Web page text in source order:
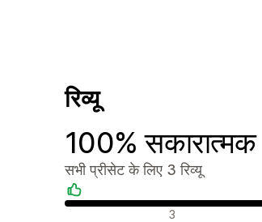
रिव्यू
100% सकारात्मक
सभी प्रीसेट के लिए 3 रिव्यू
सकारात्मक रिव्यू 3